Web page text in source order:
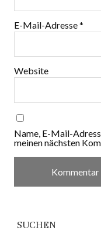
E-Mail-Adresse*
Website
Name, E-Mail-
meinen nächsten
SUCHEN